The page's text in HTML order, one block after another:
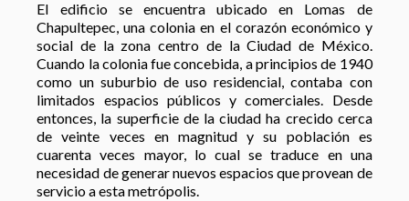
El edificio se encuentra ubicado en Lomas de
Chapultepec, una colonia en el corazón económico y
social de la zona centro de la Ciudad de México.
Cuando la colonia fue concebida, a principios de 1940
como un suburbio de uso residencial, contaba con
limitados espacios públicos y comerciales. Desde
entonces, la superficie de la ciudad ha crecido cerca
de veinte veces en magnitud y su población es
cuarenta veces mayor, lo cual se traduce en una
necesidad de generar nuevos espacios que provean de
servicio a esta metrópolis.